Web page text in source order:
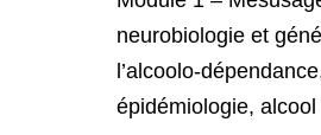
neurobiologie et
l’alcoolo-
épidémiologie,